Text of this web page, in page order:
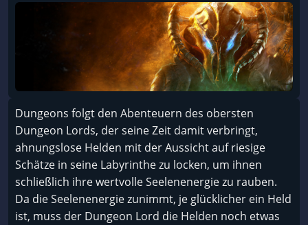
Dungeons folgt den Abenteuern des obersten
Dungeon Lords, der seine Zeit damit verbringt,
ahnungslose Helden mit der Aussicht auf riesige
Schätze in seine Labyrinthe zu locken, um ihnen
schließlich ihre wertvolle Seelenenergie zu rauben.
Da die Seelenenergie zunimmt, je glücklicher ein Held
ist, muss der Dungeon Lord die Helden noch etwas